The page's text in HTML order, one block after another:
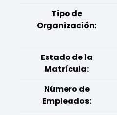
Tipo de
Organización:
Estado de la
Matrícula:
Número de
Empleados: